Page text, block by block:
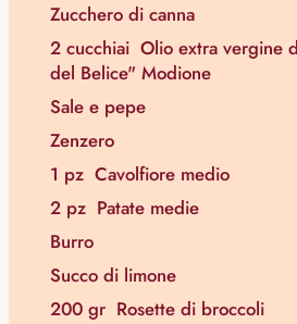
Zucchero di canna
2 cucchiai Olio extra vergine
del Belice" Modione
Sale e pepe
Zenzero
1 pz Cavolfiore medio
2 pz Patate medie
Burro
Succo di limone
200 gr Rosette di broccoli